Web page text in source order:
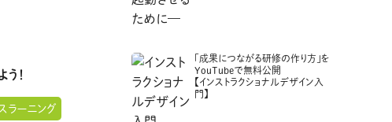
！
ラーニング
「成果につながる研修の作り方」を
YouTubeで無料公開
【インストラクショナルデザイン入
門】